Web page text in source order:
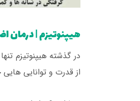
هیپنوتیزم | درمان
در گذشته هیپنوتیزم تنها
از قدرت و توانایی